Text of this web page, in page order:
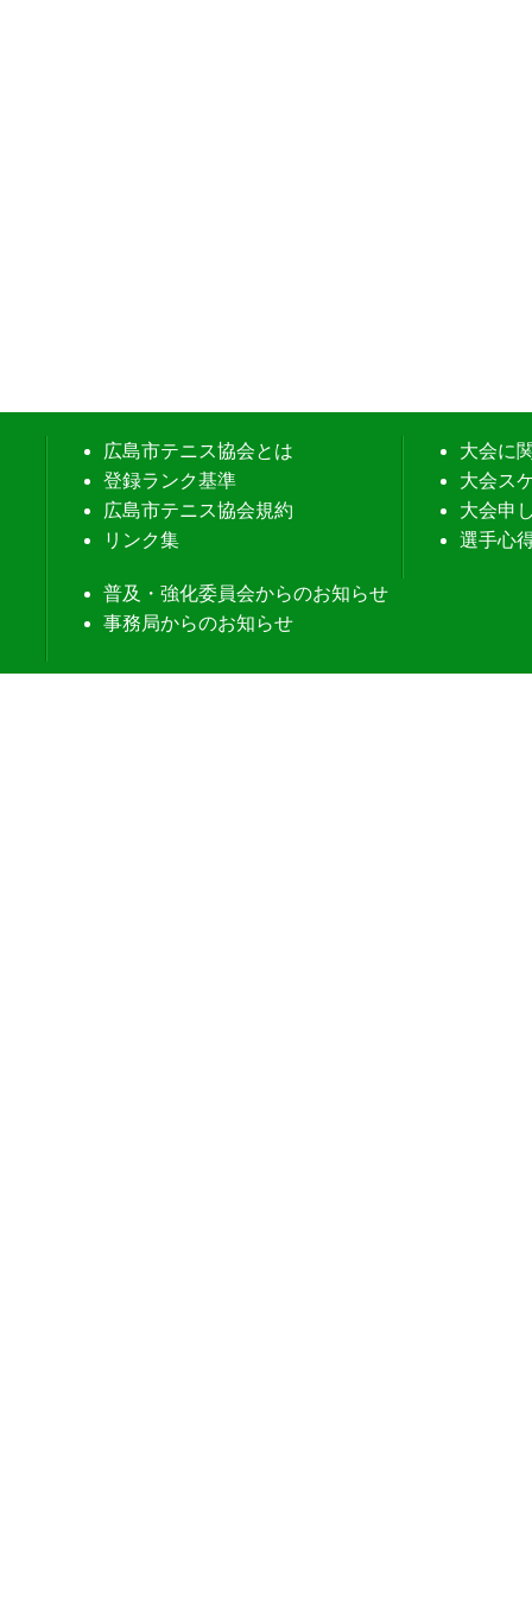
広島市テニス協会とは
登録ランク基準
広島市テニス協会規約
リンク集
大会に
大会ス
大会申
選手心
普及・強化委員会からのお知らせ
事務局からのお知らせ